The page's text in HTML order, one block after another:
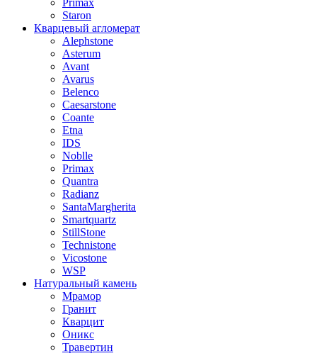
Primax
Staron
Кварцевый агломерат
Alephstone
Asterum
Avant
Avarus
Belenco
Caesarstone
Coante
Etna
IDS
Noblle
Primax
Quantra
Radianz
SantaMargherita
Smartquartz
StillStone
Technistone
Vicostone
WSP
Натуральный камень
Мрамор
Гранит
Кварцит
Оникс
Травертин